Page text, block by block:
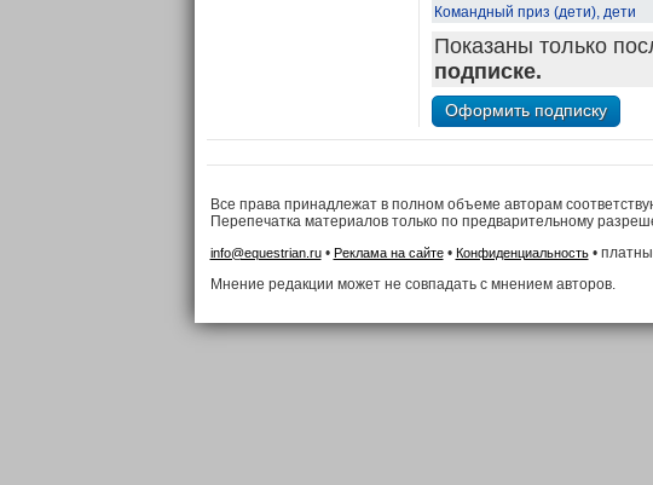
Командный приз (дети), дети
Показаны только
подписке.
Все права принадлежат в полном объеме авторам
Перепечатка материалов только по предварительному
info@equestrian.ru• Реклама на сайте• Конфиденциальность•
Мнение редакции может не совпадать с мнением авторов.